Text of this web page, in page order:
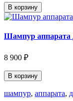
В корзину
Шампур
8 900 ₽
В корзину
шампур, аппарата,